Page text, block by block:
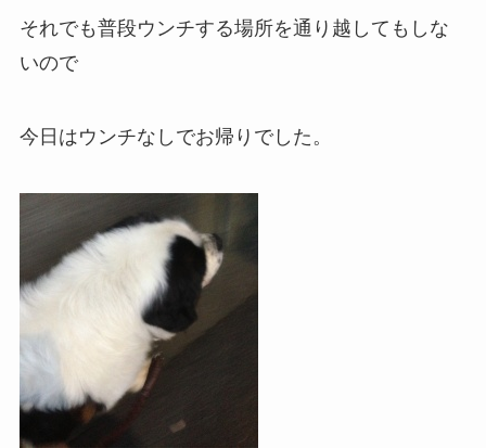
それでも普段ウンチする場所を通り越してもしな
いので
今日はウンチなしでお帰りでした。